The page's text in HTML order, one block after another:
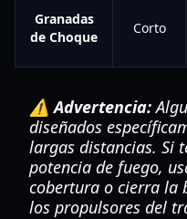
Granadas
de Choque
Corto
⚠️ Advertencia:
diseñados
largas distancias. Si
potencia de fuego,
cobertura o cierra la
los propulsores del